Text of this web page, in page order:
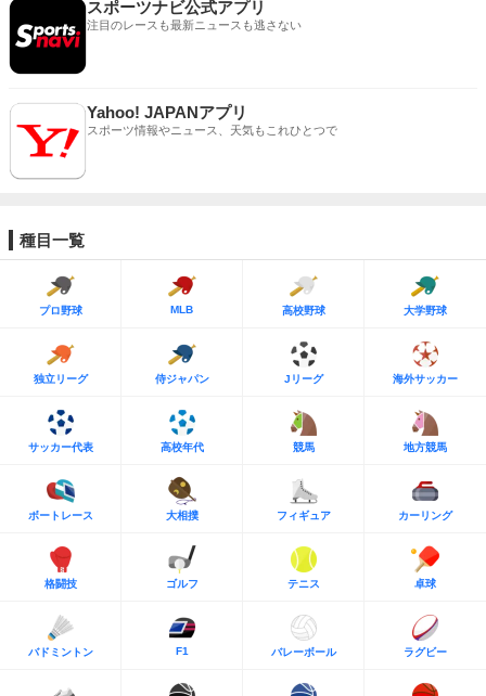
スポーツナビ公式アプリ
注目のレースも最新ニュースも逃さない
Yahoo! JAPANアプリ
スポーツ情報やニュース、天気もこれひとつで
種目一覧
プロ野球 MLB 高校野球 大学野球
独立リーグ 侍ジャパン Jリーグ 海外サッカー
サッカー代表 高校年代 競馬 地方競馬
ボートレース 大相撲 フィギュア カーリング
格闘技 ゴルフ テニス 卓球
バドミントン F1 バレーボール ラグビー